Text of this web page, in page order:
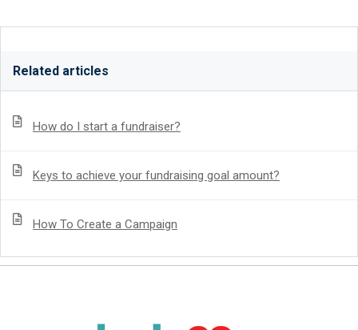
Related articles
How do I start a fundraiser?
Keys to achieve your fundraising goal amount?
How To Create a Campaign